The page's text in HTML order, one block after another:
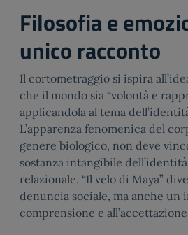
Filosofia e
unico racconto
Il cortometraggio si ispira
che il mondo sia “volontà e
applicandola al tema
L’apparenza fenomenica del
genere biologico, non deve
sostanza intangibile
relazionale. “Il velo di Maya”
denuncia sociale, ma anche un
comprensione e